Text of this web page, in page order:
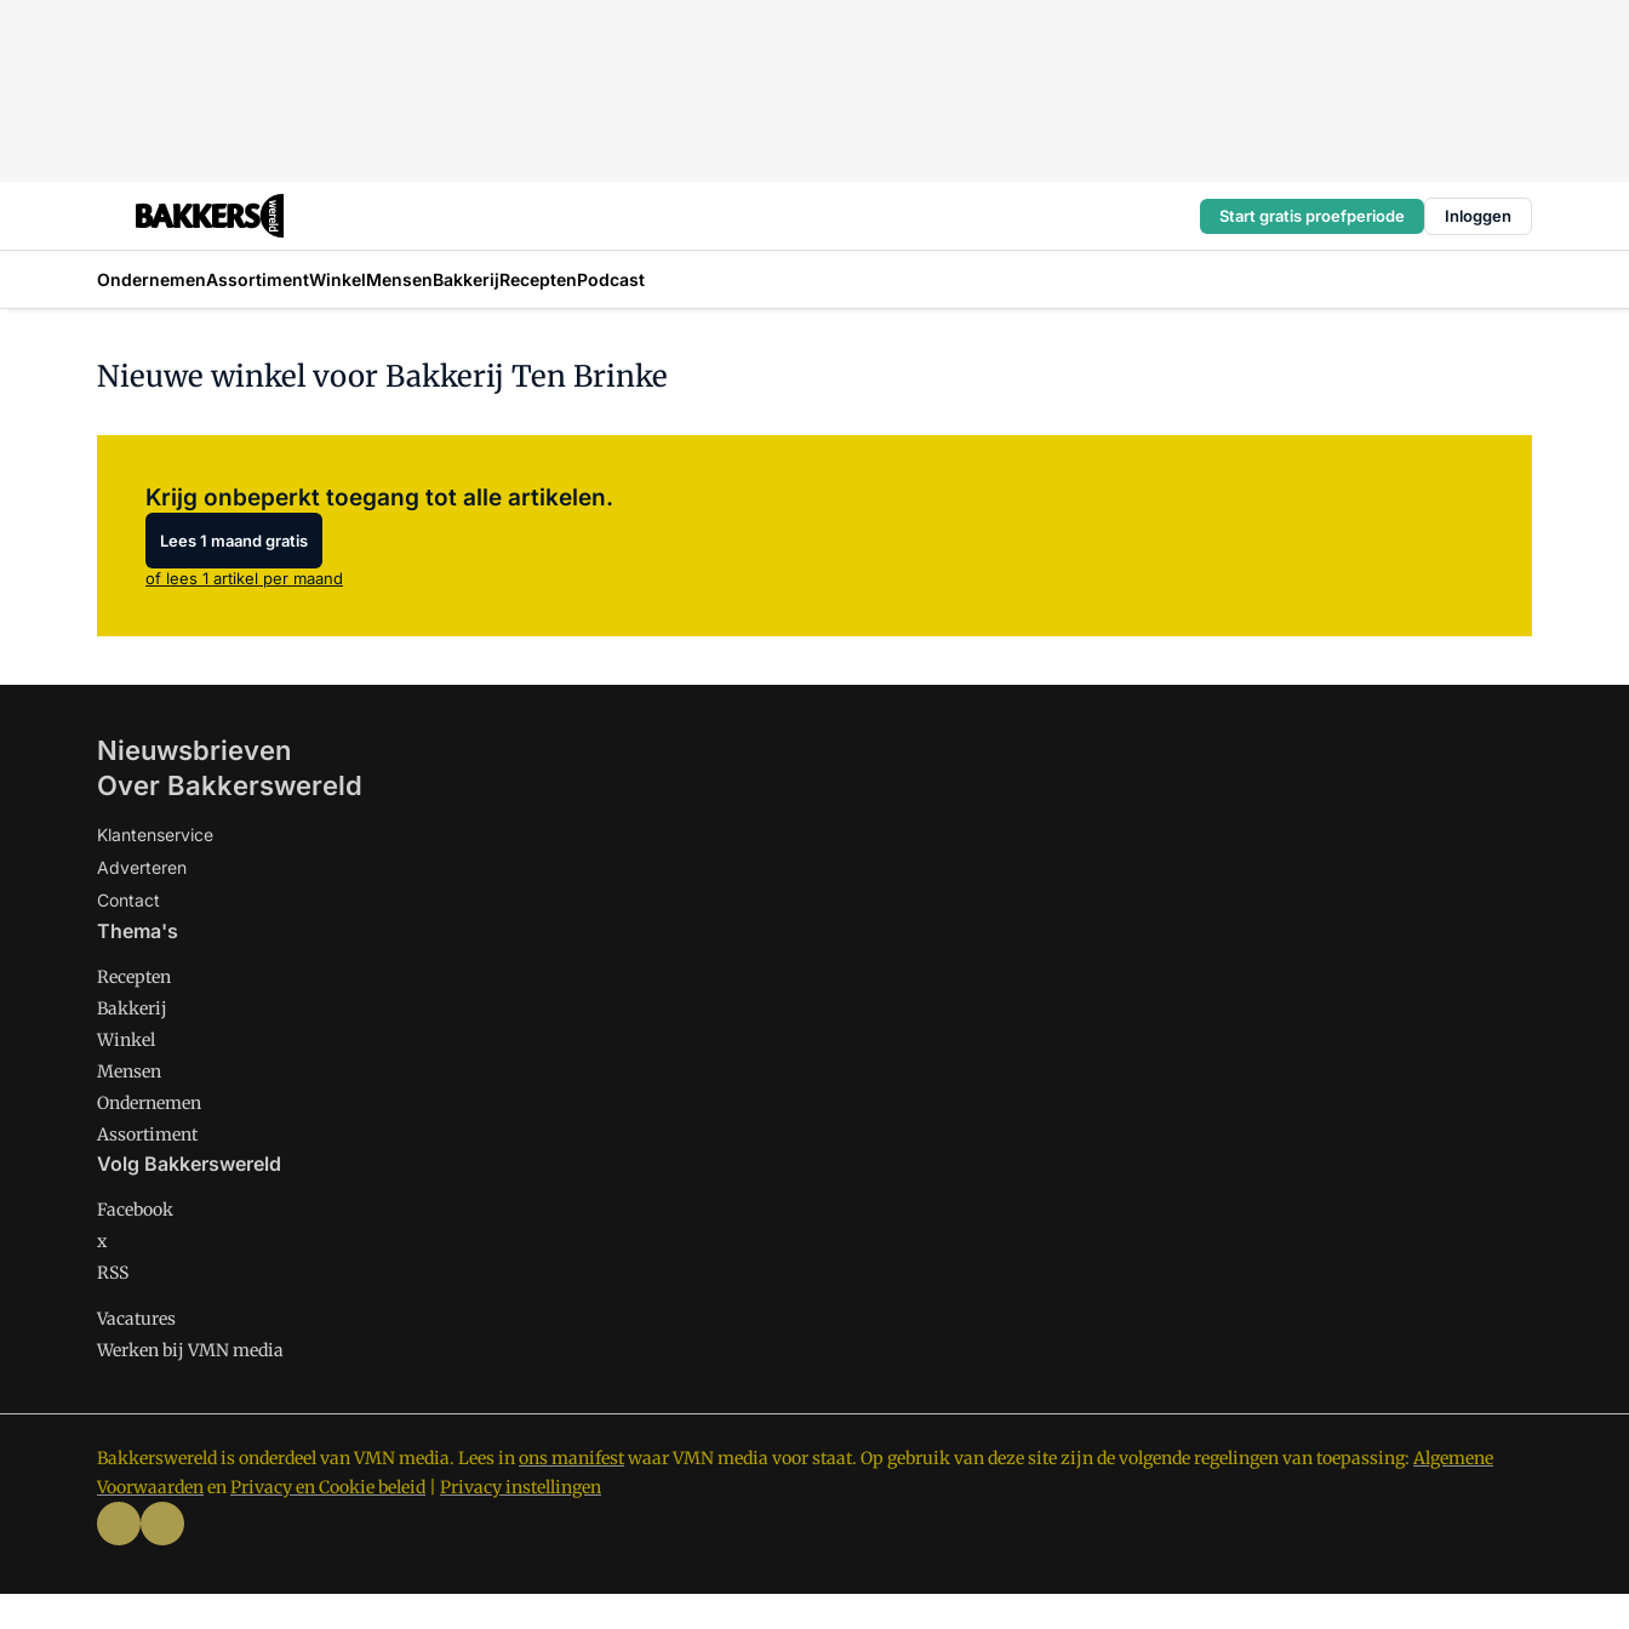
Start gratis proefperiode Inloggen
OndernemenAssortimentWinkelMensenBakkerijReceptenPodcast
Nieuwe winkel voor Bakkerij Ten Brinke
Krijg onbeperkt toegang tot alle artikelen.
Lees 1 maand gratis
of lees 1 artikel per maand
Nieuwsbrieven
Over Bakkerswereld
Klantenservice
Adverteren
Contact
Thema's
Recepten
Bakkerij
Winkel
Mensen
Ondernemen
Assortiment
Volg Bakkerswereld
Facebook
x
RSS
Vacatures
Werken bij VMN media
Bakkerswereld is onderdeel van VMN media. Lees inons manifestwaar VMN media voor staat. Op gebruik van deze site zijn de volgende regelingen van toepassing: Algemene
VoorwaardenenPrivacy en Cookie beleid Privacy instellingen